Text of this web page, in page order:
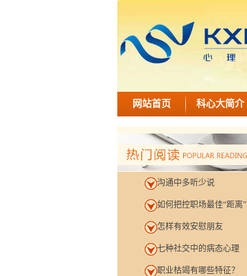
网站首页 科心大简介
沟通中多听少说
如何把控职场最佳“距离”
怎样有效安慰朋友
七种社交中的病态心理
职业枯竭有哪些特征？